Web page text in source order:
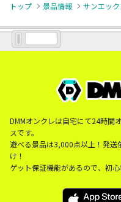
トップ
景品情報 サンエック
DMMオンクレは自宅にて24時間
スです。
遊べる景品は3,000点以上！発送
け！
ゲット保証機能があるので、初